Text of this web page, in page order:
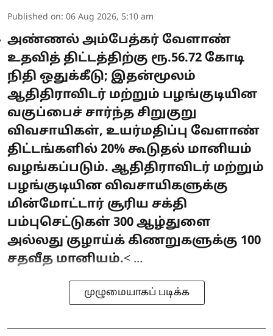
Published on: 06 Aug 2026, 5:10 am
அண்ணல் அம்பேத்கர் வேளாண்
உதவித் திட்டத்திற்கு ரூ.56.72 கோடி
நிதி ஒதுக்கீடு; இதன்மூலம்
ஆதிதிராவிடர் மற்றும் பழங்குடியின
வகுப்பைச் சார்ந்த சிறுகுறு
விவசாயிகள், உயர்மதிப்பு வேளாண்
திட்டங்களில் 20% கூடுதல் மானியம்
வழங்கப்படும். ஆதிதிராவிடர் மற்றும்
பழங்குடியின விவசாயிகளுக்கு
மின்மோட்டார் சூரிய சக்தி
பம்புசெட்டுகள் 300 ஆழ்துளை
அல்லது குழாய்க் கிணறுகளுக்கு 100
சதவீத மானியம்.< ...
முழுமையாகப் படிக்க